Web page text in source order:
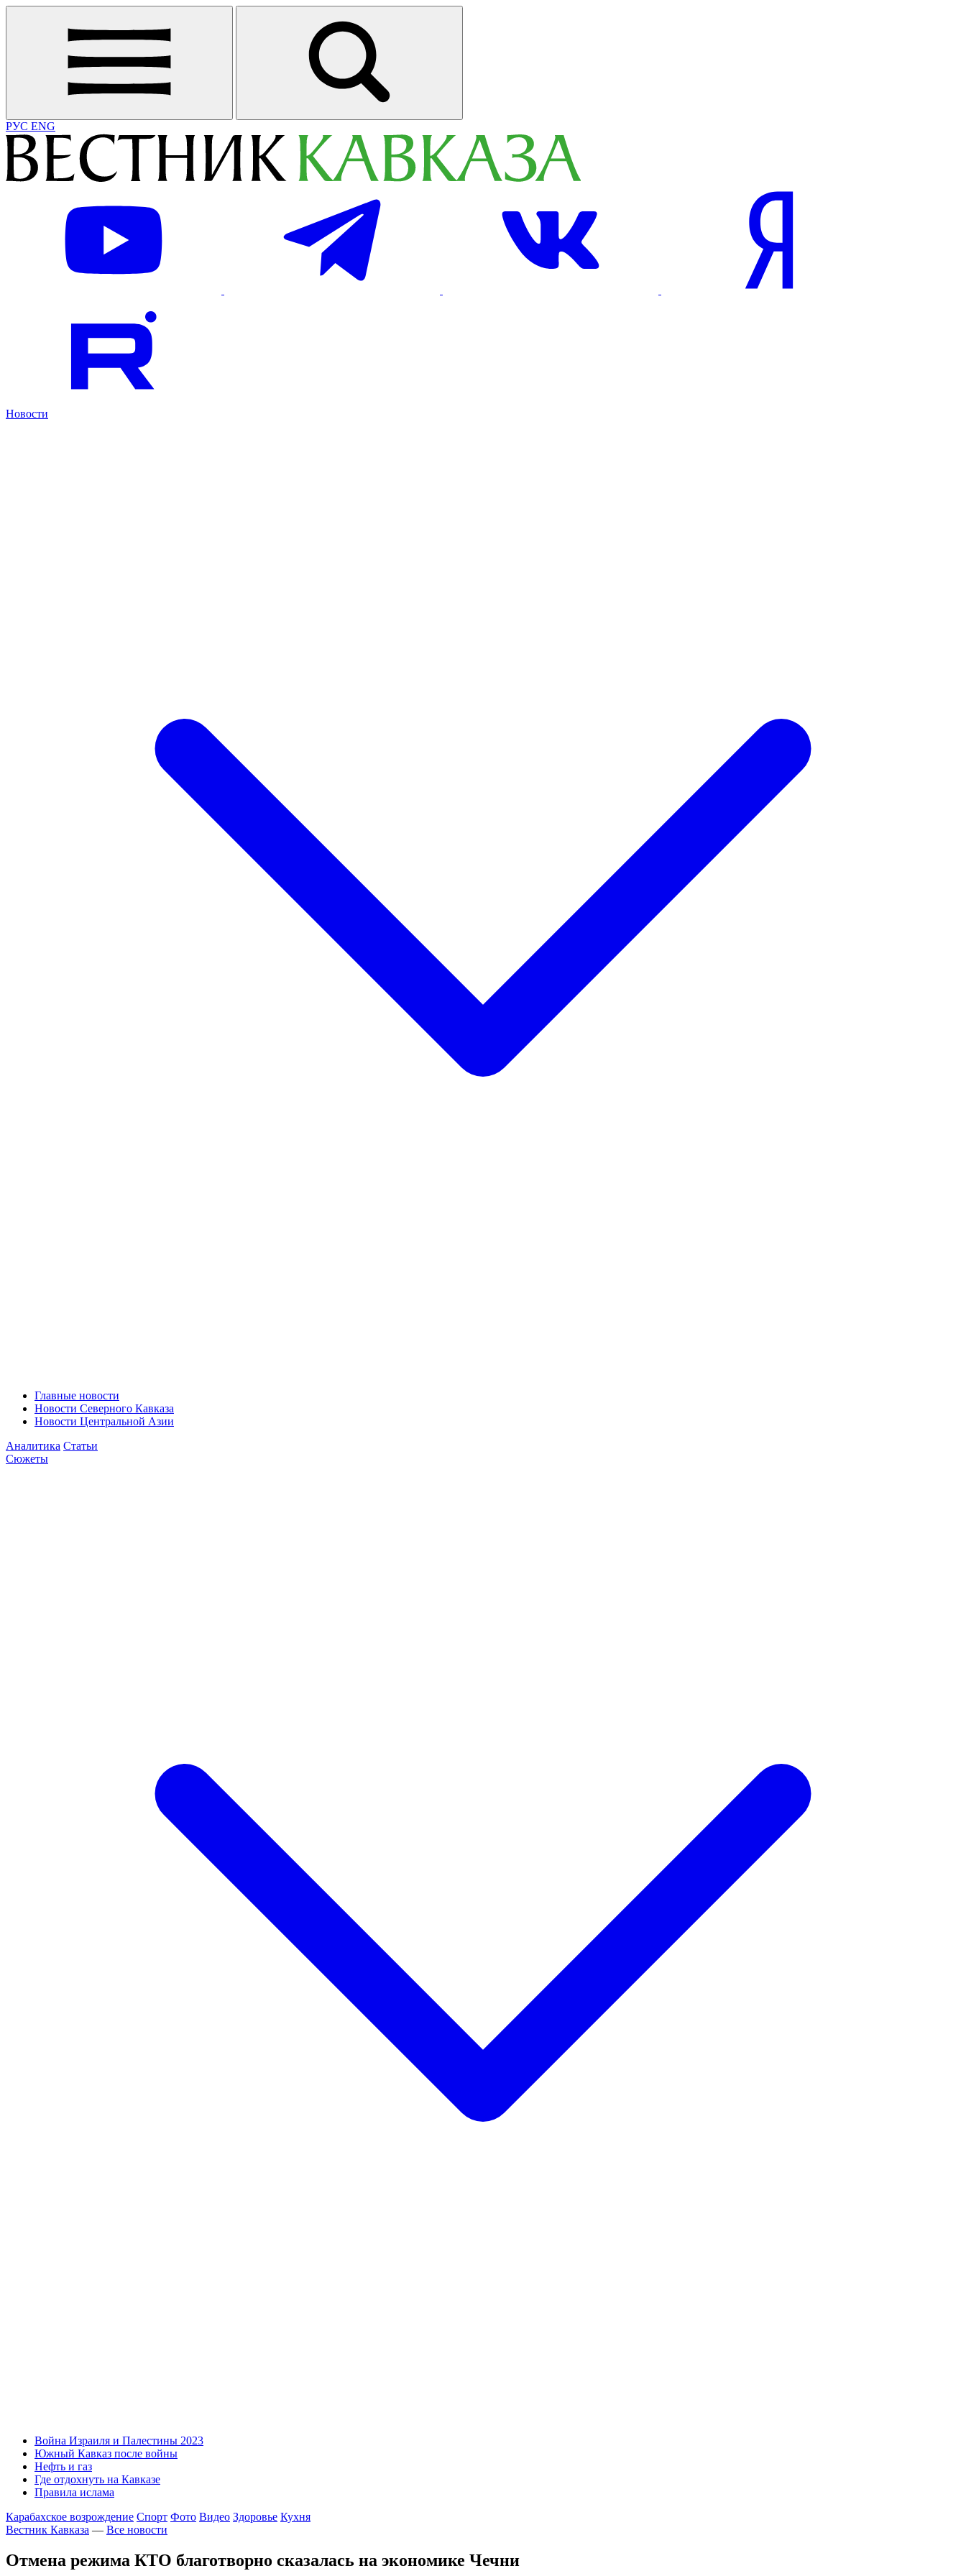
РУС ENG
Новости
Главные новости
Новости Северного Кавказа
Новости Центральной Азии
Аналитика Статьи
Сюжеты
Война Израиля и Палестины 2023
Южный Кавказ после войны
Нефть и газ
Где отдохнуть на Кавказе
Правила ислама
Карабахское возрождение Спорт Фото Видео Здоровье Кухня
Вестник Кавказа — Все новости
Отмена режима КТО благотворно сказалась на экономике Чечни